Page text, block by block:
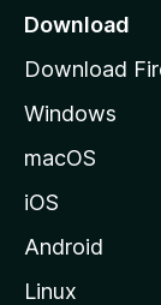
i
a
l
e
l
Download
Download
Windows
macOS
iOS
Android
Linux